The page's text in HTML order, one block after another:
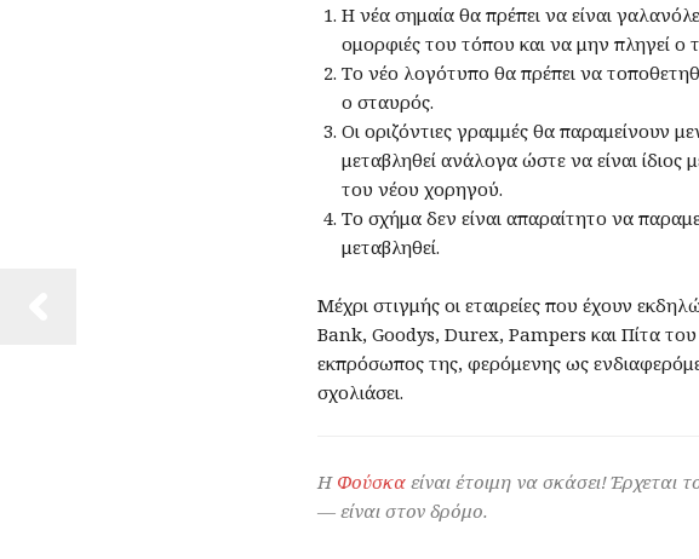
Η νέα σημαία θα πρέπει να είναι
ομορφιές του τόπου και να μην πληγεί ο
Το νέο λογότυπο θα πρέπει να
ο σταυρός.
Οι οριζόντιες γραμμές θα παραμείνουν
μεταβληθεί ανάλογα ώστε να είναι
του νέου χορηγού.
Το σχήμα δεν είναι απαραίτητο να
μεταβληθεί.
Μέχρι στιγμής οι εταιρείες που έχουν
Bank, Goodys, Durex, Pampers και Πίτα
εκπρόσωπος της, φερόμενης ως
σχολιάσει.
Η Φούσκα είναι έτοιμη να σκάσει! Έρχεται
— είναι στον δρόμο.